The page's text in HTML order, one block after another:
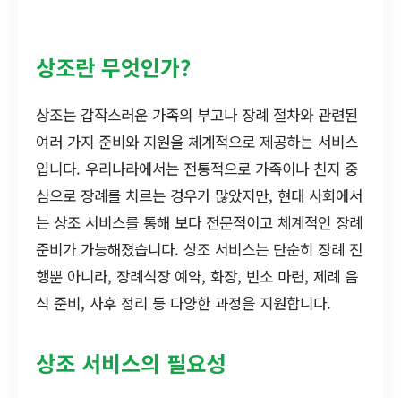
상조란 무엇인가?
상조는 갑작스러운 가족의 부고나 장례 절차와 관련된
여러 가지 준비와 지원을 체계적으로 제공하는 서비스
입니다. 우리나라에서는 전통적으로 가족이나 친지 중
심으로 장례를 치르는 경우가 많았지만, 현대 사회에서
는 상조 서비스를 통해 보다 전문적이고 체계적인 장례
준비가 가능해졌습니다. 상조 서비스는 단순히 장례 진
행뿐 아니라, 장례식장 예약, 화장, 빈소 마련, 제례 음
식 준비, 사후 정리 등 다양한 과정을 지원합니다.
상조 서비스의 필요성